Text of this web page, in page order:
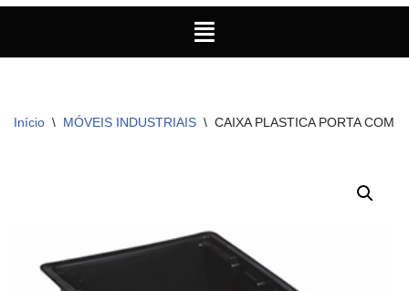
Início \ MÓVEIS INDUSTRIAIS \ CAIXA PLASTICA PORTA